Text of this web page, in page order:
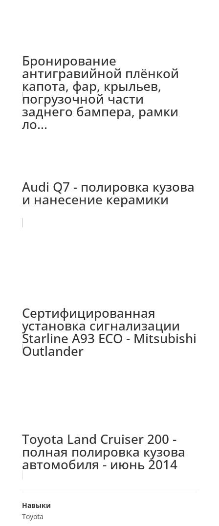
Бронирование
антигравийной плёнкой
капота, фар, крыльев,
погрузочной части
заднего бампера, рамки
ло...
Audi Q7 - полировка кузова
и нанесение керамики
Сертифицированная
установка сигнализации
Starline A93 ECO - Mitsubishi
Outlander
Toyota Land Cruiser 200 -
полная полировка кузова
автомобиля - июнь 2014
Навыки
Toyota